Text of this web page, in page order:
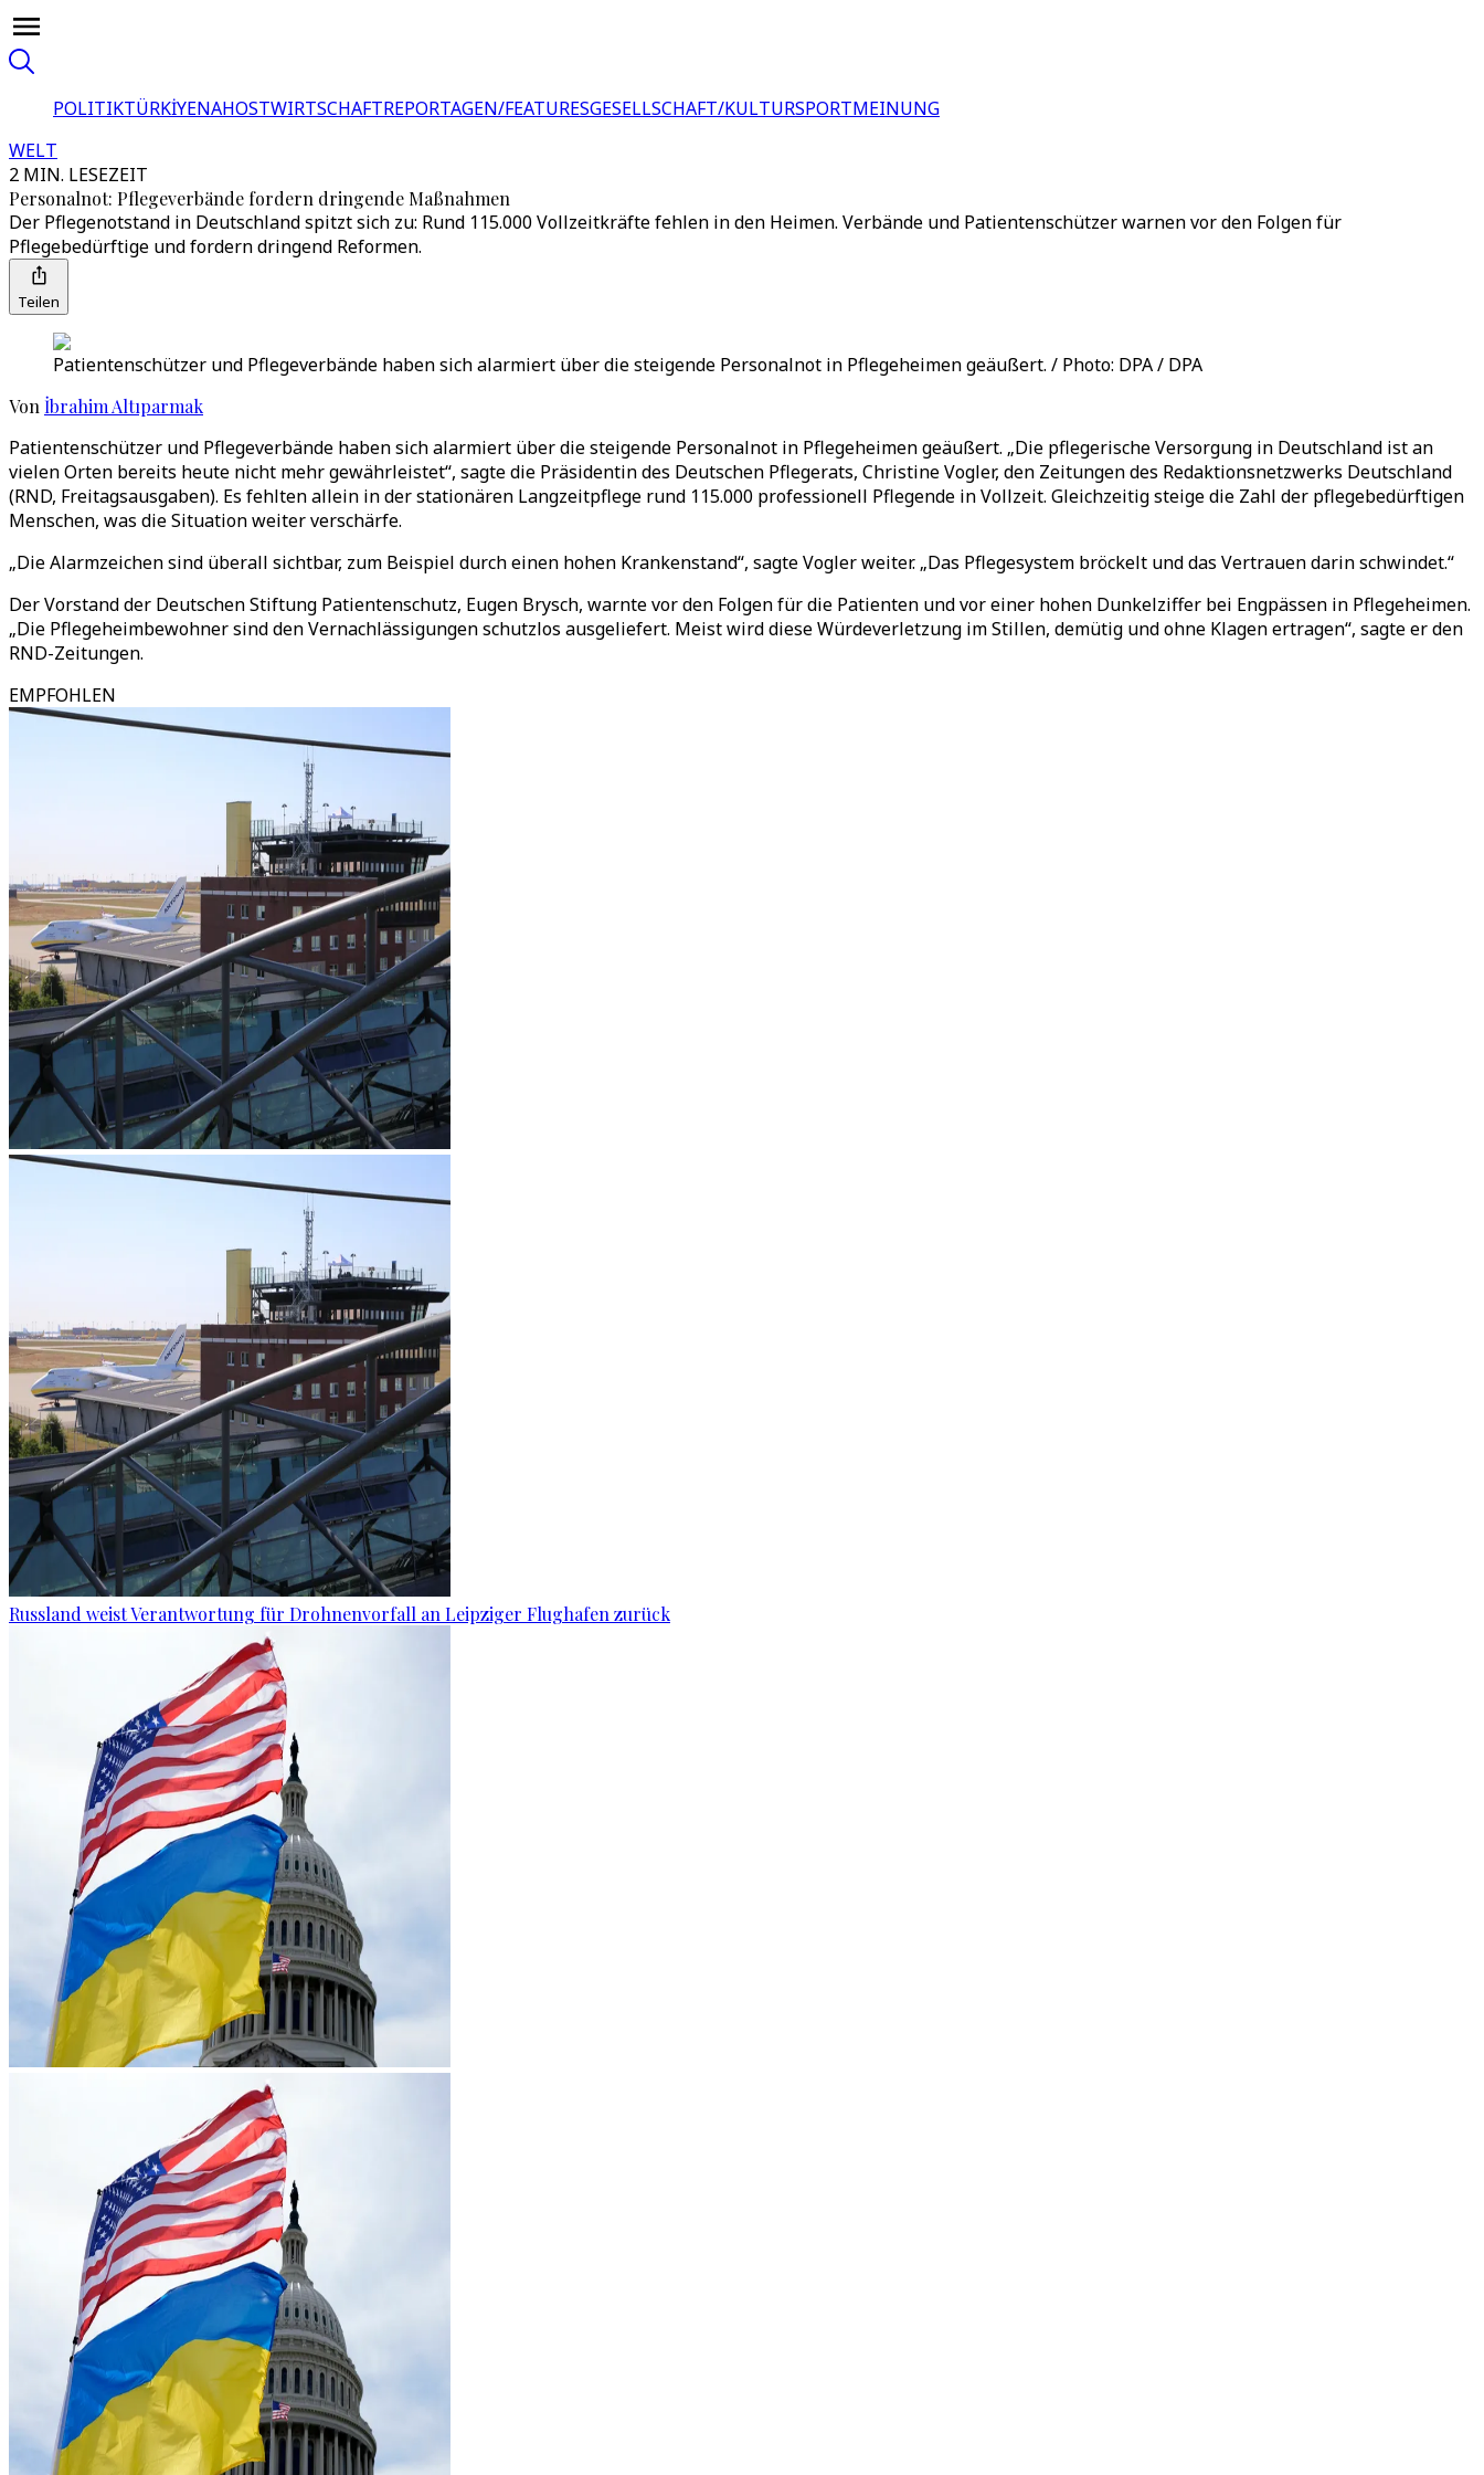
POLITIKTÜRKİYENAHOSTWIRTSCHAFTREPORTAGEN/FEATURESGESELLSCHAFT/KULTURSPORTMEINUNG
WELT
2 MIN. LESEZEIT
Personalnot: Pflegeverbände fordern dringende Maßnahmen
Der Pflegenotstand in Deutschland spitzt sich zu: Rund 115.000 Vollzeitkräfte fehlen in den Heimen. Verbände und Patientenschützer warnen vor den Folgen für
Pflegebedürftige und fordern dringend Reformen.
Teilen
Patientenschützer und Pflegeverbände haben sich alarmiert über die steigende Personalnot in Pflegeheimen geäußert. / Photo: DPA / DPA
Von İbrahim Altıparmak
Patientenschützer und Pflegeverbände haben sich alarmiert über die steigende Personalnot in Pflegeheimen geäußert. „Die pflegerische Versorgung in Deutschland ist an
vielen Orten bereits heute nicht mehr gewährleistet“, sagte die Präsidentin des Deutschen Pflegerats, Christine Vogler, den Zeitungen des Redaktionsnetzwerks Deutschland
(RND, Freitagsausgaben). Es fehlten allein in der stationären Langzeitpflege rund 115.000 professionell Pflegende in Vollzeit. Gleichzeitig steige die Zahl der pflegebedürftigen
Menschen, was die Situation weiter verschärfe.
„Die Alarmzeichen sind überall sichtbar, zum Beispiel durch einen hohen Krankenstand“, sagte Vogler weiter. „Das Pflegesystem bröckelt und das Vertrauen darin schwindet.“
Der Vorstand der Deutschen Stiftung Patientenschutz, Eugen Brysch, warnte vor den Folgen für die Patienten und vor einer hohen Dunkelziffer bei Engpässen in Pflegeheimen.
„Die Pflegeheimbewohner sind den Vernachlässigungen schutzlos ausgeliefert. Meist wird diese Würdeverletzung im Stillen, demütig und ohne Klagen ertragen“, sagte er den
RND-Zeitungen.
EMPFOHLEN
Russland weist Verantwortung für Drohnenvorfall an Leipziger Flughafen zurück